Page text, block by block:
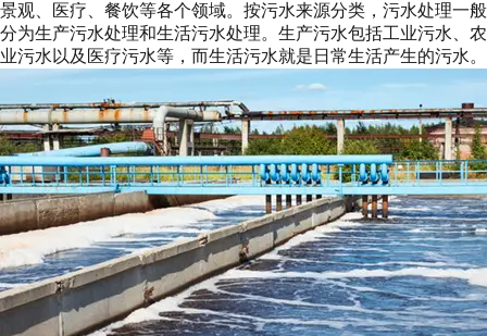
景观、医疗、餐饮等各个领域。按污水来源分类，污水处理一般
分为生产污水处理和生活污水处理。生产污水包括工业污水、农
业污水以及医疗污水等，而生活污水就是日常生活产生的污水。